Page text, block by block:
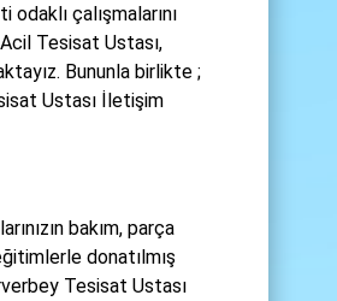
çalışmalarını
Tesisat Ustası,
Bununla birlikte ;
Ustası İletişim
bakım, parça
donatılmış
Tesisat Ustası